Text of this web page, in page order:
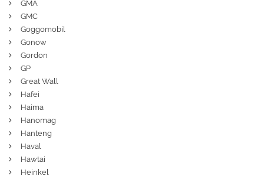
GMA
GMC
Goggomobil
Gonow
Gordon
GP
Great Wall
Hafei
Haima
Hanomag
Hanteng
Haval
Hawtai
Heinkel